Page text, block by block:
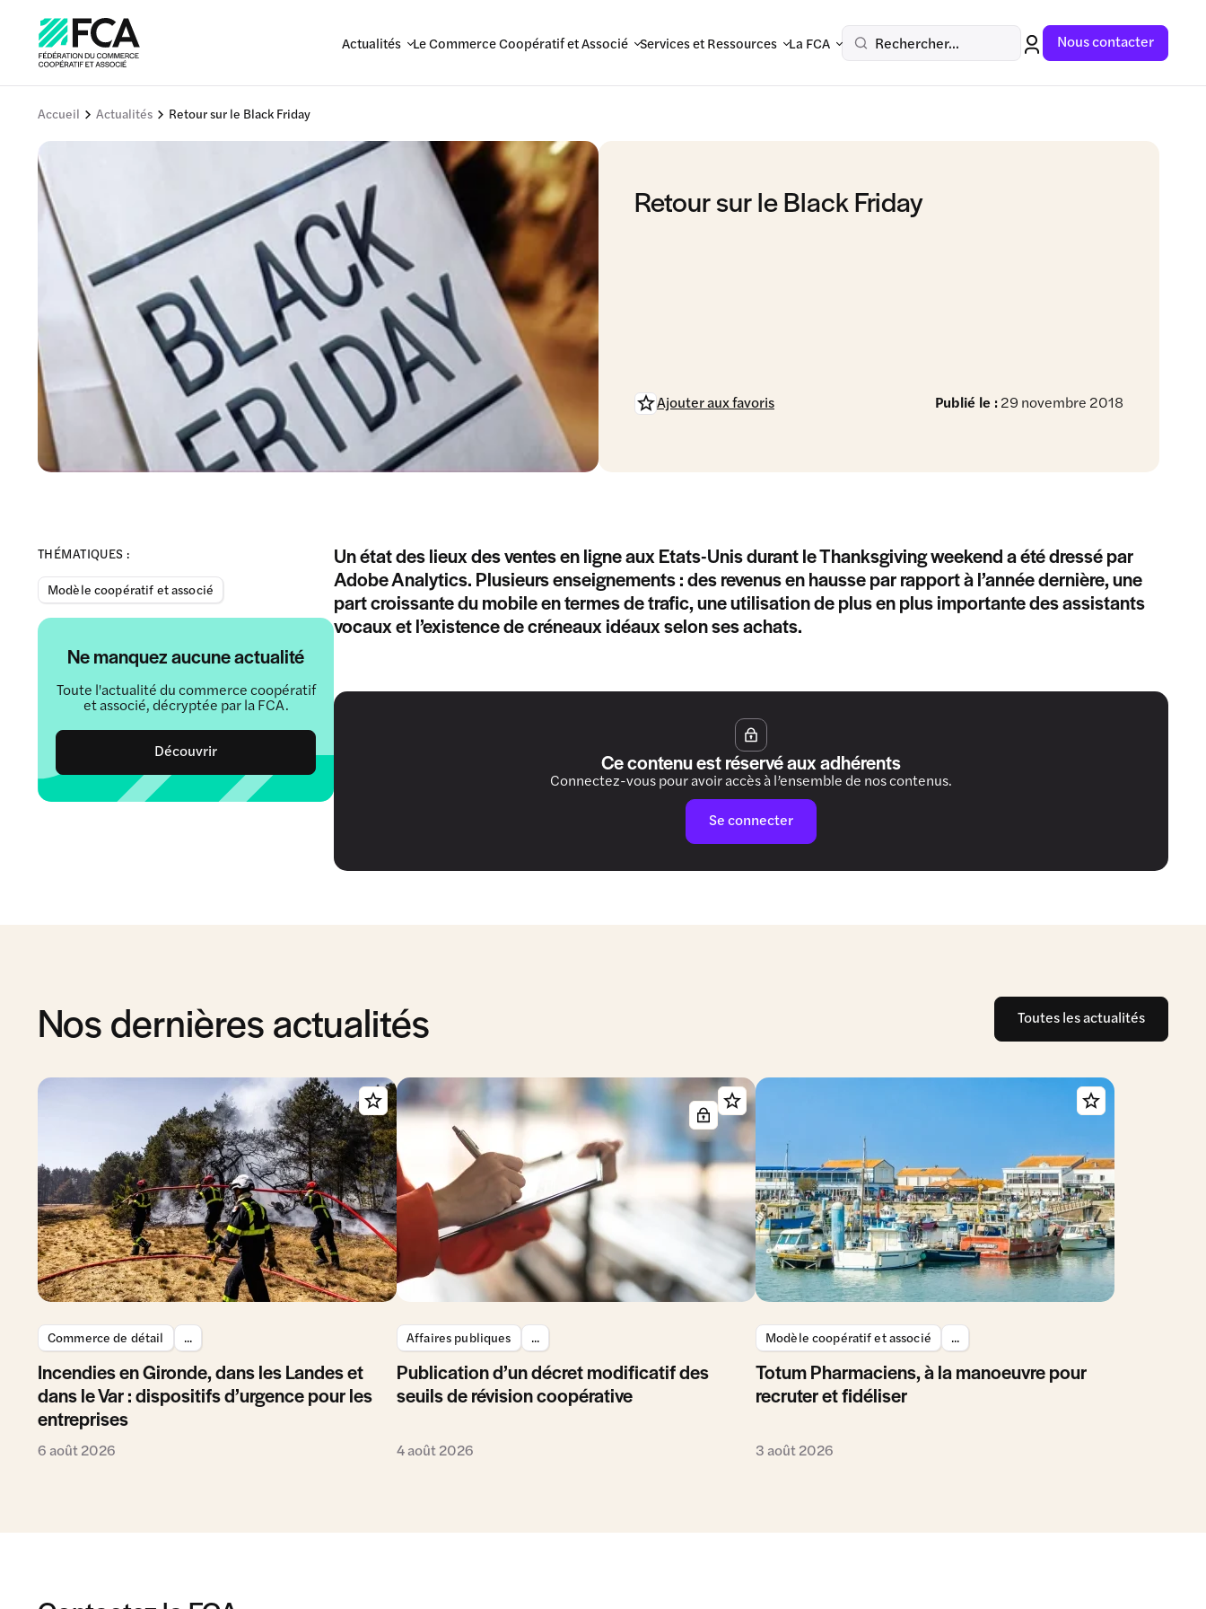
Actualités Le Commerce Coopératif et Associé Services et Ressources La FCA Rechercher... Nous contacter
Accueil Actualités Retour sur le Black Friday
Retour sur le Black Friday
Publié le :29 novembre 2018
Ajouter aux favoris
THÉMATIQUES :
Modèle coopératif et associé
Ne manquez aucune actualité
Toute l'actualité du commerce coopératif
et associé, décryptée par la FCA.
Découvrir
Un état des lieux des ventes en ligne aux Etats-Unis durant le Thanksgiving weekend a été dressé par
Adobe Analytics. Plusieurs enseignements : des revenus en hausse par rapport à l’année dernière, une
part croissante du mobile en termes de trafic, une utilisation de plus en plus importante des assistants
vocaux et l’existence de créneaux idéaux selon ses achats.
Ce contenu est réservé aux adhérents
Connectez-vous pour avoir accès à l’ensemble de nos contenus.
Se connecter
Nos dernières actualités Toutes les actualités
Commerce de détail ...
Incendies en Gironde, dans les Landes et
dans le Var : dispositifs d’urgence pour les
entreprises
6 août 2026
Affaires publiques ...
Publication d’un décret modificatif des
seuils de révision coopérative
4 août 2026
Modèle coopératif et associé ...
Totum Pharmaciens, à la manoeuvre pour
recruter et fidéliser
3 août 2026